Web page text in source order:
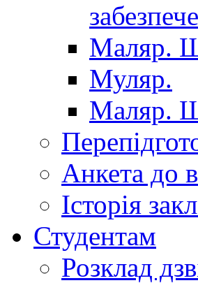
Маляр.
Муляр.
Маляр.
Анкета до
Історія
Студентам
Розклад